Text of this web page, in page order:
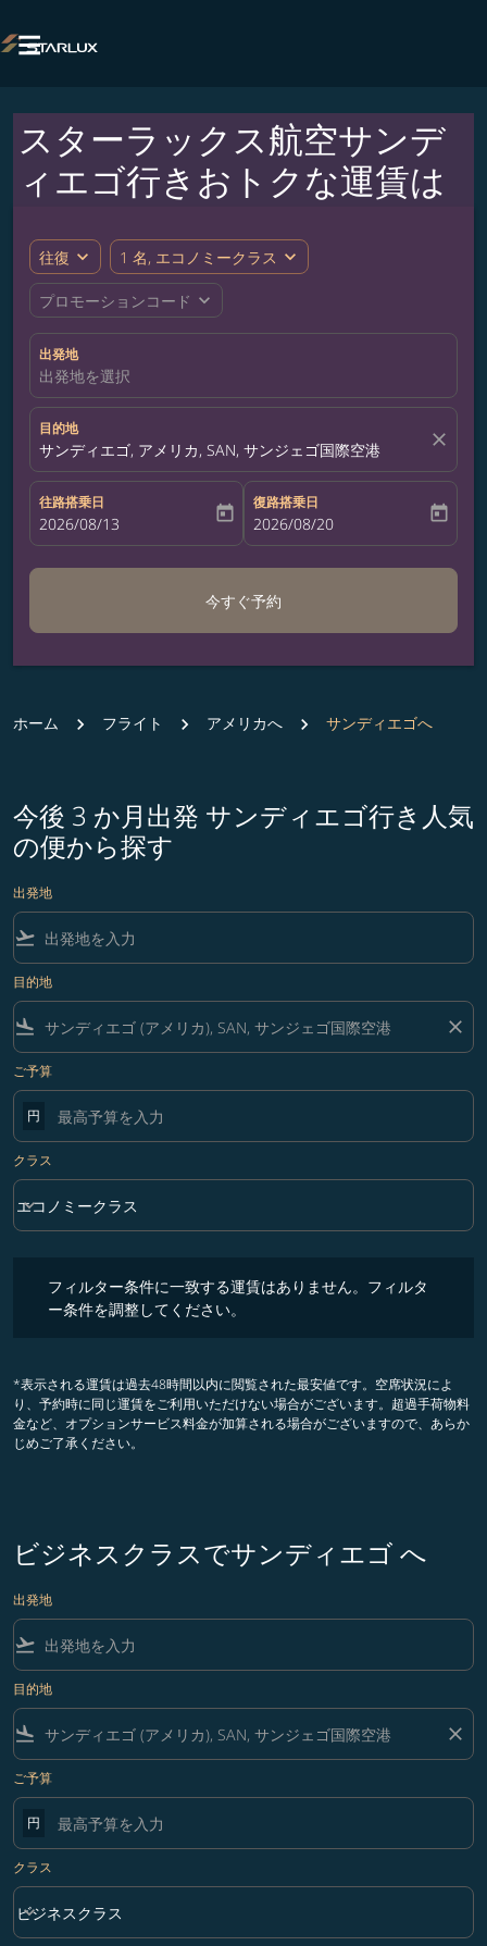

スターラックス航空サンデ
ィエゴ行きおトクな運賃は
往復 expand_more 1 名, エコノミークラス expand_more
プロモーションコード expand_more
出発地
出発地を選択
目的地
サンディエゴ, アメリカ, SAN, サンジェゴ国際空港 close
往路搭乗日
fc-booking-departure-date-aria-label
2026/08/13 today
復路搭乗日
fc-booking-return-date-aria-label
2026/08/20 today
今すぐ予約
ホーム フライト アメリカへ サンディエゴへ
今後 3 か月出発 サンディエゴ行き人気
の便から探す
出発地
flight_takeoff
目的地
flight_land close
ご予算
円
クラス
クラス option エコノミークラス Selected
エコノミークラス
keyboard_arrow_down
フィルター条件に一致する運賃はありません。フィルタ
ー条件を調整してください。
*表示される運賃は過去48時間以内に閲覧された最安値です。空席状況によ
り、予約時に同じ運賃をご利用いただけない場合がございます。超過手荷物料
金など、オプションサービス料金が加算される場合がございますので、あらか
じめご了承ください。
ビジネスクラスでサンディエゴ へ
出発地
flight_takeoff
目的地
flight_land close
ご予算
円
クラス
クラス option ビジネスクラス Selected
ビジネスクラス
keyboard_arrow_down